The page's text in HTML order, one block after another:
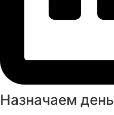
Назначаем день